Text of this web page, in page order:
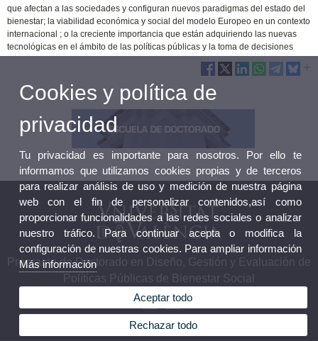
que afectan a las sociedades y configuran nuevos paradigmas del estado del
bienestar; la viabilidad económica y social del modelo Europeo en un contexto
internacional ; o la creciente importancia que están adquiriendo las nuevas
tecnológicas en el ámbito de las políticas públicas y la toma de decisiones
Programa de Doctorado en Diseño, Gestión y Evaluación de
Políticas Públicas de Bienestar Social
Cookies y política de
privacidad
Tu privacidad es importante para nosotros. Por ello te
informamos que utilizamos cookies propias y de terceros
para realizar análisis de uso y medición de nuestra página
web con el fin de personalizar contenidos,así como
proporcionar funcionalidades a las redes sociales o analizar
nuestro tráfico. Para continuar acepta o modifica la
configuración de nuestras cookies. Para ampliar información
Más información
Aceptar todo
Rechazar todo